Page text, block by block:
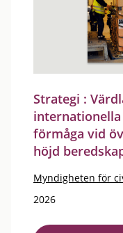
Strategi :
förmåga vid
höjd
Myndigheten för
2026